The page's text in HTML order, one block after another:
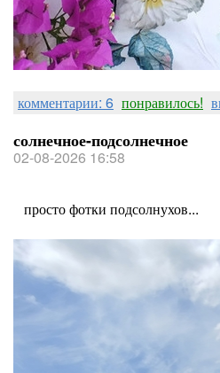
комментарии: 6 понравилось!
солнечное-подсолнечное
02-08-2026 16:58
просто фотки подсолнухов...